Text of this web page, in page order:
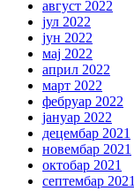
август 2022
јул 2022
јун 2022
мај 2022
април 2022
март 2022
фебруар 2022
јануар 2022
децембар 2021
новембар 2021
октобар 2021
септембар 2021